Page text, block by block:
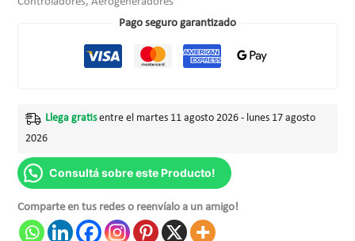
Pago seguro garantizado
Llega gratisentre el martes 11 agosto 2026 - lunes 17 agosto
2026
Consultá sobre este Producto!
Comparte en tus redes o reenvíalo a un amigo!